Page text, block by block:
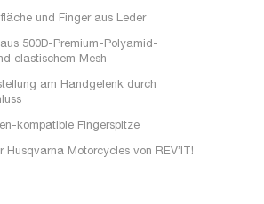
und Finger aus Leder
500D-Premium-Polyamid-
elastischem Mesh
am Handgelenk durch
kompatible Fingerspitze
Husqvarna Motorcycles von REV’IT!